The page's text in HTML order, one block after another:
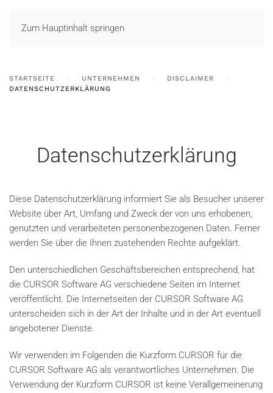
Zum Hauptinhalt springen
STARTSEITE UNTERNEHMEN
DISCLAIMER
DATENSCHUTZERKLÄRUNG
Datenschutzerklärung
Diese Datenschutzerklärung informiert Sie als Besucher unserer
Website über Art, Umfang und Zweck der von uns erhobenen,
genutzten und verarbeiteten personenbezogenen Daten. Ferner
werden Sie über die Ihnen zustehenden Rechte aufgeklärt.
Den unterschiedlichen Geschäftsbereichen entsprechend, hat
die CURSOR Software AG verschiedene Seiten im Internet
veröffentlicht. Die Internetseiten der CURSOR Software AG
unterscheiden sich in der Art der Inhalte und in der Art eventuell
angebotener Dienste.
Wir verwenden im Folgenden die Kurzform CURSOR für die
CURSOR Software AG als verantwortliches Unternehmen. Die
Verwendung der Kurzform CURSOR ist keine Verallgemeinerung